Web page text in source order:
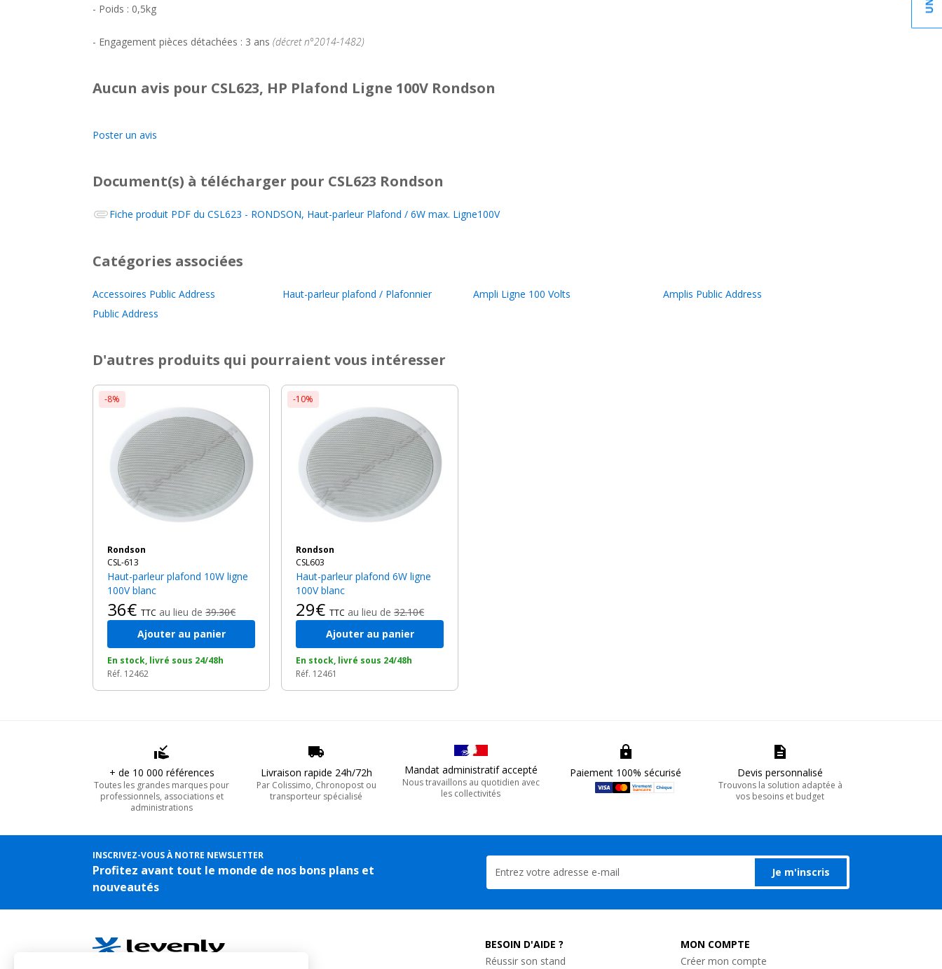
- Poids : 0,5kg
- Engagement pièces détachées : 3 ans (décret n°2014-1482)
Aucun avis pour CSL623, HP Plafond Ligne 100V Rondson
Poster un avis
Document(s) à télécharger pour CSL623 Rondson
Fiche produit PDF du CSL623 - RONDSON, Haut-parleur Plafond / 6W max. Ligne100V
Catégories associées
Accessoires Public Address Haut-parleur plafond / Plafonnier Ampli Ligne 100 Volts
Amplis Public Address
Public Address
D'autres produits qui pourraient vous intéresser
-8%
Rondson
CSL-613
Haut-parleur plafond 10W ligne
100V blanc
36€ TTC au lieu de 39.30€
Ajouter au panier
En stock, livré sous 24/48h
Réf. 12462
-10%
Rondson
CSL603
Haut-parleur plafond 6W ligne
100V blanc
29€ TTC au lieu de 32.10€
Ajouter au panier
En stock, livré sous 24/48h
Réf. 12461
+ de 10 000 références
Toutes les grandes marques pour
professionnels, associations et
administrations
Livraison rapide 24h/72h
Par Colissimo, Chronopost ou
transporteur spécialisé
Mandat administratif accepté
Nous travaillons au quotidien avec
les collectivités
Paiement 100% sécurisé Devis personnalisé
Trouvons la solution adaptée à
vos besoins et budget
INSCRIVEZ-VOUS À NOTRE NEWSLETTER
Profitez avant tout le monde de nos bons plans et
nouveautés
Je m'inscris
BESOIN D'AIDE ?
Réussir son stand
MON COMPTE
Créer mon compte